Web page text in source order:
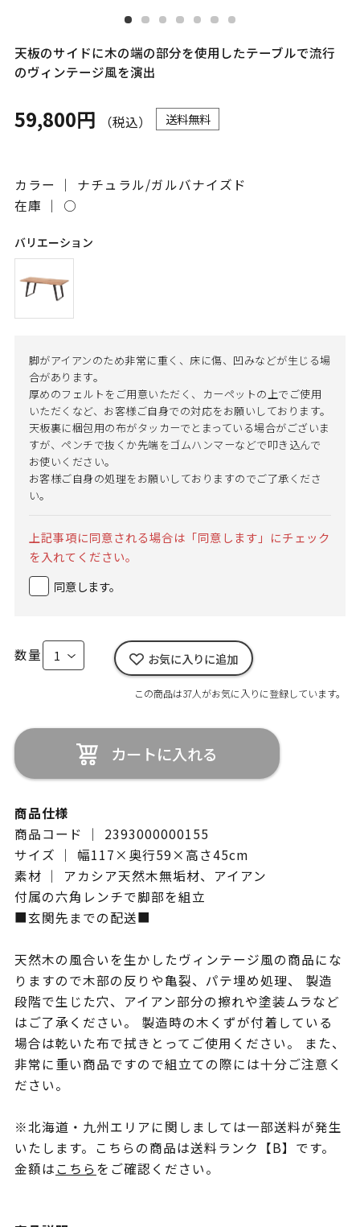
天板のサイドに木の端の部分を使用したテーブルで流行
のヴィンテージ風を演出
59,800円 （税込） 送料無料
カラー ｜ ナチュラル/ガルバナイズド
在庫 ｜ ○
バリエーション
脚がアイアンのため非常に重く、床に傷、凹みなどが生じる場
合があります。
厚めのフェルトをご用意いただく、カーペットの上でご使用
いただくなど、お客様ご自身での対応をお願いしております。
天板裏に梱包用の布がタッカーでとまっている場合がございま
すが、ペンチで抜くか先端をゴムハンマーなどで叩き込んで
お使いください。
お客様ご自身の処理をお願いしておりますのでご了承くださ
い。
上記事項に同意される場合は「同意します」にチェック
を入れてください。
同意します。
数量 お気に入りに追加
この商品は37人がお気に入りに登録しています。
カートに入れる
商品仕様
商品コード ｜ 2393000000155
サイズ ｜ 幅117×奥行59×高さ45cm
素材 ｜ アカシア天然木無垢材、アイアン
付属の六角レンチで脚部を組立
■玄関先までの配送■
天然木の風合いを生かしたヴィンテージ風の商品にな
りますので木部の反りや亀裂、パテ埋め処理、 製造
段階で生じた穴、アイアン部分の擦れや塗装ムラなど
はご了承ください。 製造時の木くずが付着している
場合は乾いた布で拭きとってご使用ください。 また、
非常に重い商品ですので組立ての際には十分ご注意く
ださい。
※北海道・九州エリアに関しましては一部送料が発生
いたします。こちらの商品は送料ランク【B】です。
金額はこちらをご確認ください。